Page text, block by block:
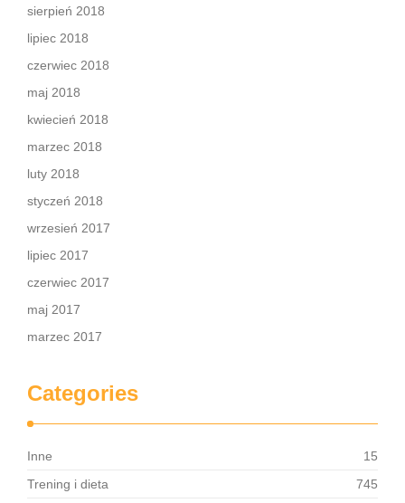
sierpień 2018
lipiec 2018
czerwiec 2018
maj 2018
kwiecień 2018
marzec 2018
luty 2018
styczeń 2018
wrzesień 2017
lipiec 2017
czerwiec 2017
maj 2017
marzec 2017
Categories
Inne
15
Trening i dieta
745